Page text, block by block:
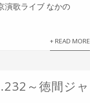
演歌ライブ なかの
+ READ MORE
～徳間ジャ